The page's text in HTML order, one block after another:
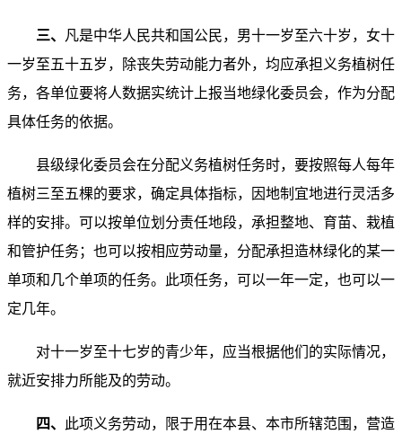
三、
凡是中华人民共和国公民，男十一岁至六十岁，女十
一岁至五十五岁，除丧失劳动能力者外，均应承担义务植树任
务，各单位要将人数据实统计上报当地绿化委员会，作为分配
具体任务的依据。
县级绿化委员会在分配义务植树任务时，要按照每人每年
植树三至五棵的要求，确定具体指标，因地制宜地进行灵活多
样的安排。可以按单位划分责任地段，承担整地、育苗、栽植
和管护任务；也可以按相应劳动量，分配承担造林绿化的某一
单项和几个单项的任务。此项任务，可以一年一定，也可以一
定几年。
对十一岁至十七岁的青少年，应当根据他们的实际情况，
就近安排力所能及的劳动。
四、
此项义务劳动，限于用在本县、本市所辖范围，营造